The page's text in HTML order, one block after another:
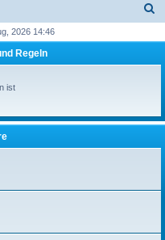
h
2026 14:46
Regeln
ist